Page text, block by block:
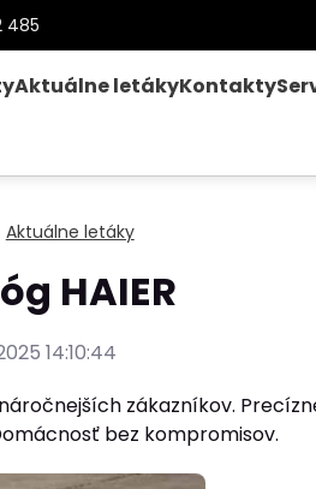
485
Aktuálne letákyKontakty
Aktuálne letáky
HAIER
14:10:44
zákazníkov.
bez kompromisov.